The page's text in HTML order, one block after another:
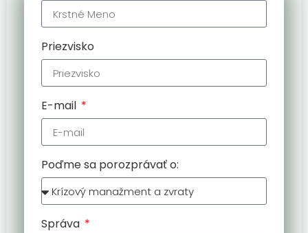
Priezvisko
E-mail
Poďme sa porozprávať o:
Správa